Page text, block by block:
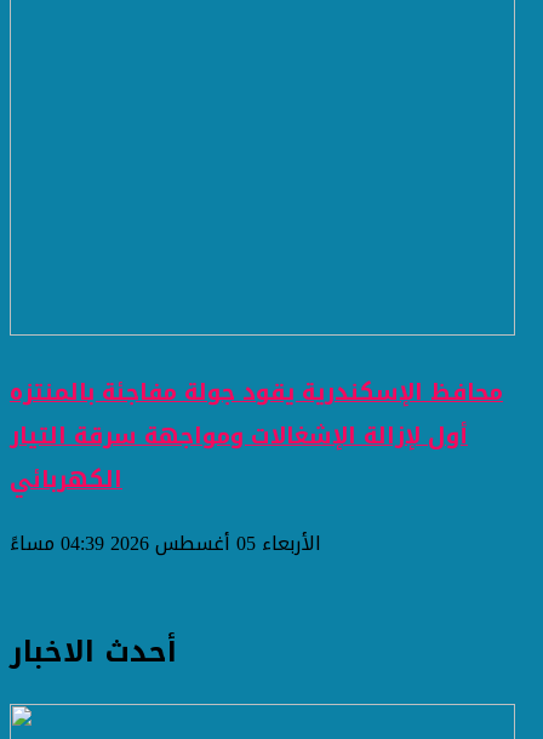
محافظ الإسكندرية يقود جولة مفاجئة بالمنتزه
أول لإزالة الإشغالات ومواجهة سرقة التيار
الكهربائي
الأربعاء 05 أغسطس 2026 04:39 مساءً
أحدث الاخبار